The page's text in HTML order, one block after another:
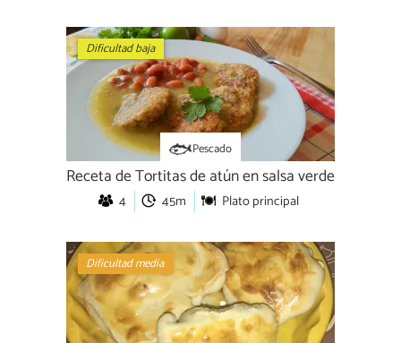
Dificultad baja
Pescado
Receta de Tortitas de atún en salsa verde
4 45m Plato principal
Dificultad media